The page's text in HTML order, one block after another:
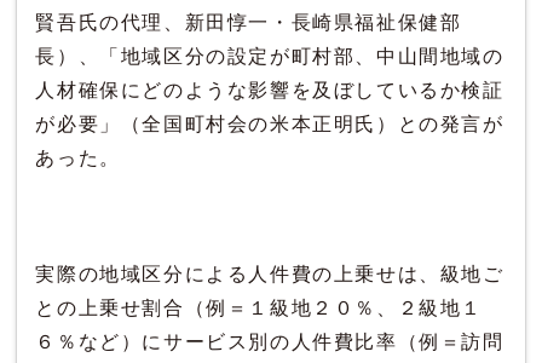
賢吾氏の代理、新田惇一・長崎県福祉保健部
長）、「地域区分の設定が町村部、中山間地域の
人材確保にどのような影響を及ぼしているか検証
が必要」（全国町村会の米本正明氏）との発言が
あった。
実際の地域区分による人件費の上乗せは、級地ご
との上乗せ割合（例＝１級地２０％、２級地１
６％など）にサービス別の人件費比率（例＝訪問